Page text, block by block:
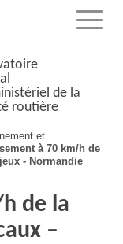
Menu
de la
routière
et
à 70 km/h de
- Normandie
de la
–